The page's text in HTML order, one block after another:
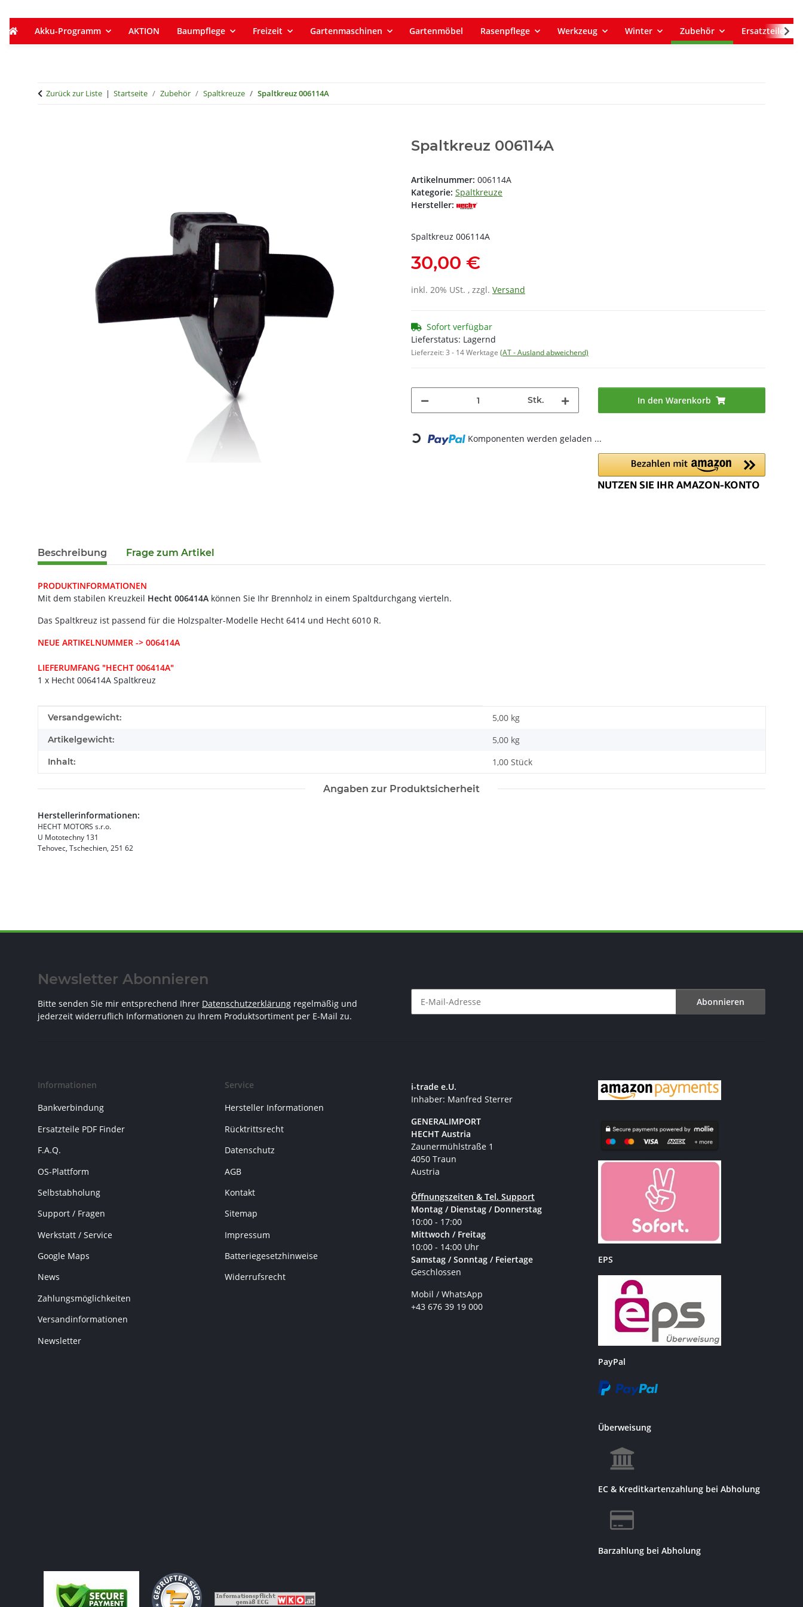
Akku-Programm AKTION Baumpflege Freizeit Gartenmaschinen Gartenmöbel Rasenpflege Werkzeug Winter Zubehör Ersatzteile
Zurück zur Liste Startseite Zubehör Spaltkreuze Spaltkreuz 006114A
Spaltkreuz 006114A
Artikelnummer: 006114A
Kategorie: Spaltkreuze
Hersteller:
Spaltkreuz 006114A
30,00 €
inkl. 20% USt. , zzgl. Versand
Sofort verfügbar
Lieferstatus: Lagernd
Lieferzeit:3 - 14 Werktage (AT - Ausland abweichend)
Stk. In den Warenkorb
Loading... Komponenten werden geladen ...
Beschreibung Frage zum Artikel
PRODUKTINFORMATIONEN
Mit dem stabilen Kreuzkeil Hecht 006414A können Sie Ihr Brennholz in einem Spaltdurchgang vierteln.
Das Spaltkreuz ist passend für die Holzspalter-Modelle Hecht 6414 und Hecht 6010 R.
NEUE ARTIKELNUMMER -> 006414A
LIEFERUMFANG "HECHT 006414A"
1 x Hecht 006414A Spaltkreuz
Produkteigenschaft
Wert
Versandgewicht: 5,00 kg
Artikelgewicht: 5,00 kg
Inhalt: 1,00 Stück
Angaben zur Produktsicherheit
Herstellerinformationen:
HECHT MOTORS s.r.o.
U Mototechny 131
Tehovec, Tschechien, 251 62
Newsletter Abonnieren
Bitte senden Sie mir entsprechend Ihrer Datenschutzerklärung regelmäßig und
jederzeit widerruflich Informationen zu Ihrem Produktsortiment per E-Mail zu.
Abonnieren
Informationen
Bankverbindung
Ersatzteile PDF Finder
F.A.Q.
OS-Plattform
Selbstabholung
Support / Fragen
Werkstatt / Service
Google Maps
News
Zahlungsmöglichkeiten
Versandinformationen
Newsletter
Service
Hersteller Informationen
Rücktrittsrecht
Datenschutz
AGB
Kontakt
Sitemap
Impressum
Batteriegesetzhinweise
Widerrufsrecht
i-trade e.U.
Inhaber: Manfred Sterrer
GENERALIMPORT
HECHT Austria
Zaunermühlstraße 1
4050 Traun
Austria
Öffnungszeiten & Tel. Support
Montag / Dienstag / Donnerstag
10:00 - 17:00
Mittwoch / Freitag
10:00 - 14:00 Uhr
Samstag / Sonntag / Feiertage
Geschlossen
Mobil / WhatsApp
+43 676 39 19 000
EPS
PayPal
Überweisung
EC & Kreditkartenzahlung bei Abholung
Barzahlung bei Abholung